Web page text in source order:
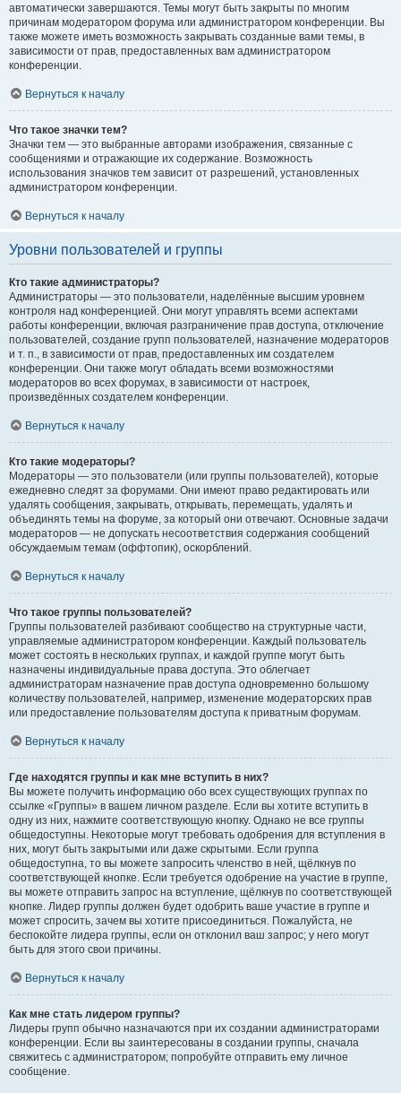
автоматически завершаются. Темы могут быть закрыты по многим
причинам модератором форума или администратором конференции. Вы
также можете иметь возможность закрывать созданные вами темы, в
зависимости от прав, предоставленных вам администратором
конференции.
Вернуться к началу
Что такое значки тем?
Значки тем — это выбранные авторами изображения, связанные с
сообщениями и отражающие их содержание. Возможность
использования значков тем зависит от разрешений, установленных
администратором конференции.
Вернуться к началу
Уровни пользователей и группы
Кто такие администраторы?
Администраторы — это пользователи, наделённые высшим уровнем
контроля над конференцией. Они могут управлять всеми аспектами
работы конференции, включая разграничение прав доступа, отключение
пользователей, создание групп пользователей, назначение модераторов
и т. п., в зависимости от прав, предоставленных им создателем
конференции. Они также могут обладать всеми возможностями
модераторов во всех форумах, в зависимости от настроек,
произведённых создателем конференции.
Вернуться к началу
Кто такие модераторы?
Модераторы — это пользователи (или группы пользователей), которые
ежедневно следят за форумами. Они имеют право редактировать или
удалять сообщения, закрывать, открывать, перемещать, удалять и
объединять темы на форуме, за который они отвечают. Основные задачи
модераторов — не допускать несоответствия содержания сообщений
обсуждаемым темам (оффтопик), оскорблений.
Вернуться к началу
Что такое группы пользователей?
Группы пользователей разбивают сообщество на структурные части,
управляемые администратором конференции. Каждый пользователь
может состоять в нескольких группах, и каждой группе могут быть
назначены индивидуальные права доступа. Это облегчает
администраторам назначение прав доступа одновременно большому
количеству пользователей, например, изменение модераторских прав
или предоставление пользователям доступа к приватным форумам.
Вернуться к началу
Где находятся группы и как мне вступить в них?
Вы можете получить информацию обо всех существующих группах по
ссылке «Группы» в вашем личном разделе. Если вы хотите вступить в
одну из них, нажмите соответствующую кнопку. Однако не все группы
общедоступны. Некоторые могут требовать одобрения для вступления в
них, могут быть закрытыми или даже скрытыми. Если группа
общедоступна, то вы можете запросить членство в ней, щёлкнув по
соответствующей кнопке. Если требуется одобрение на участие в группе,
вы можете отправить запрос на вступление, щёлкнув по соответствующей
кнопке. Лидер группы должен будет одобрить ваше участие в группе и
может спросить, зачем вы хотите присоединиться. Пожалуйста, не
беспокойте лидера группы, если он отклонил ваш запрос; у него могут
быть для этого свои причины.
Вернуться к началу
Как мне стать лидером группы?
Лидеры групп обычно назначаются при их создании администраторами
конференции. Если вы заинтересованы в создании группы, сначала
свяжитесь с администратором; попробуйте отправить ему личное
сообщение.